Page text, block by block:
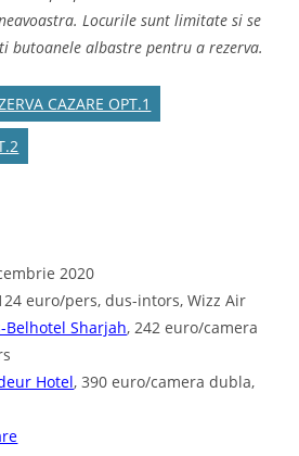
Locurile sunt limitate si se
butoanele albastre pentru a rezerva.
CAZARE OPT.1
2020
euro/pers, dus-intors, Wizz Air
Belhotel Sharjah, 242 euro/camera
Hotel, 390 euro/camera dubla,